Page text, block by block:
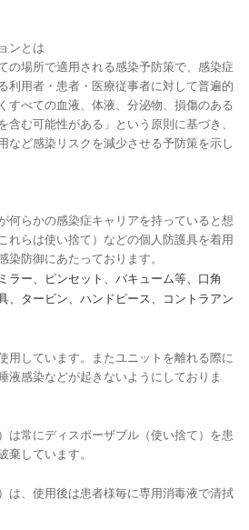
ンとは
の場所で適用される感染予防策で、感染症
利用者・患者・医療従事者に対して普遍的
すべての血液、体液、分泌物、損傷のある
含む可能性がある」という原則に基づき、
など感染リスクを減少させる予防策を示し
何らかの感染症キャリアを持っていると想
れらは使い捨て）などの個人防護具を着用
染防御にあたっております。
ラー、ピンセット、バキューム等、口角
、タービン、ハンドピース、コントラアン
用しています。またユニットを離れる際に
液感染などが起きないようにしておりま
は常にディスポーザブル（使い捨て）を患
棄しています。
は、使用後は患者様毎に専用消毒液で清拭